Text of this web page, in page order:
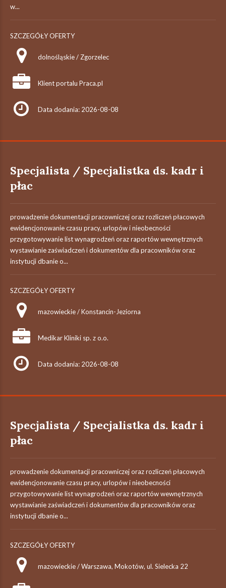
w...
SZCZEGÓŁY OFERTY
dolnośląskie / Zgorzelec
Klient portalu Praca.pl
Data dodania: 2026-08-08
Specjalista / Specjalistka ds. kadr i
płac
prowadzenie dokumentacji pracowniczej oraz rozliczeń płacowych
ewidencjonowanie czasu pracy, urlopów i nieobecności
przygotowywanie list wynagrodzeń oraz raportów wewnętrznych
wystawianie zaświadczeń i dokumentów dla pracowników oraz
instytucji dbanie o...
SZCZEGÓŁY OFERTY
mazowieckie / Konstancin-Jeziorna
Medikar Kliniki sp. z o.o.
Data dodania: 2026-08-08
Specjalista / Specjalistka ds. kadr i
płac
prowadzenie dokumentacji pracowniczej oraz rozliczeń płacowych
ewidencjonowanie czasu pracy, urlopów i nieobecności
przygotowywanie list wynagrodzeń oraz raportów wewnętrznych
wystawianie zaświadczeń i dokumentów dla pracowników oraz
instytucji dbanie o...
SZCZEGÓŁY OFERTY
mazowieckie / Warszawa, Mokotów, ul. Sielecka 22